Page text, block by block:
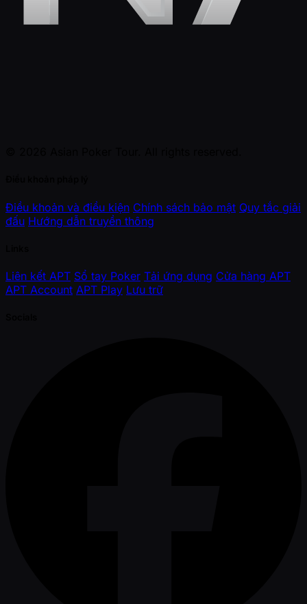
Điều khoản và điều kiện Chính sách bảo mật Quy tắc giải
đấu Hướng dẫn truyền thông
Liên kết APT Sổ tay Poker Tải ứng dụng Cửa hàng APT
APT Account APT Play Lưu trữ